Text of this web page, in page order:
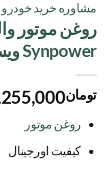
مشاوره خرید خودرو
Synpower ویسکوزیته ۵W-30
تومان
روغن موتور
کیفیت اورجینال